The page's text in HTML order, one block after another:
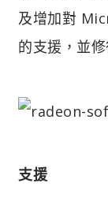
及增加對
的支援，並
支援